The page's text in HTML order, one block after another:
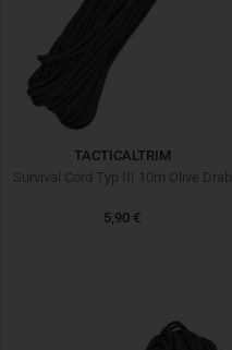
TACTICALTRIM
Survival Cord Typ III 10m Olive Drab
5,90 €